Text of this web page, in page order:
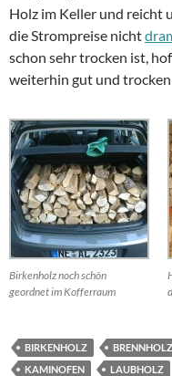
Holz im Keller und reicht
die Strompreise nicht
schon sehr trocken ist,
weiterhin gut und
Birkenholz noch schön
geordnet im Kofferraum
BIRKENHOLZ BRENNHOLZ
KAMINOFEN
LAUBHOLZ